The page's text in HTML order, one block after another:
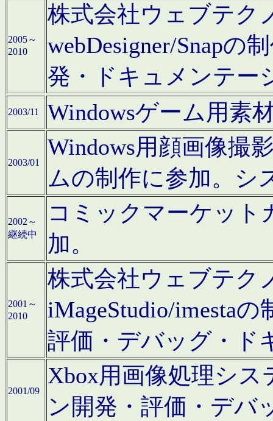
2005～
2010
株式会社ウェブテク
webDesigner/Snapの
発・ドキュメンテー
2003/11 Windowsゲーム用素
2003/01
Windows用顔画像撮
ムの制作に参加。シ
2002～
継続中
コミックマーケット
加。
2001～
2010
株式会社ウェブテク
iMageStudio/imesta
評価・デバッグ・ド
2001/09
Xbox用画像処理シ
ン開発・評価・デバ